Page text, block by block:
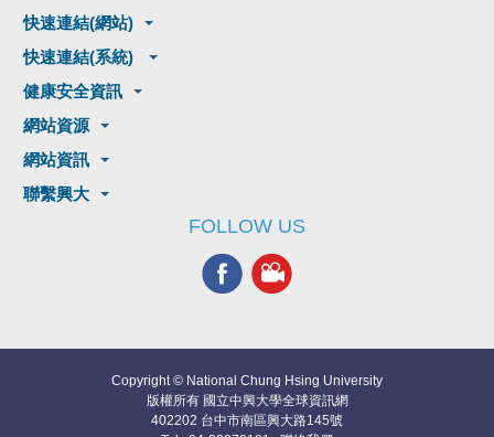
快速連結(網站)
快速連結(系統)
健康安全資訊
網站資源
網站資訊
聯繫興大
FOLLOW US
Copyright © National Chung Hsing University
版權所有 國立中興大學全球資訊網
402202 台中市南區興大路145號